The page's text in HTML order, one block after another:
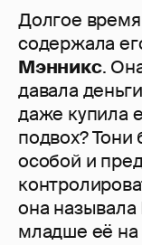
Долгое
содержала
Мэнникс.
давала
даже купила
подвох? Тони
особой и
она
младше её на